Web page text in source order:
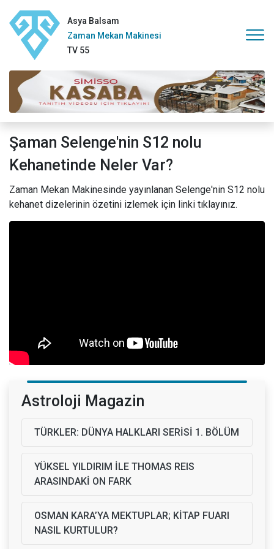
Asya Balsam
Zaman Mekan Makinesi
TV 55
Şaman Selenge'nin S12 nolu
Kehanetinde Neler Var?
Zaman Mekan Makinesinde yayınlanan Selenge'nin S12 nolu
kehanet dizelerinin özetini izlemek için linki tıklayınız.
Astroloji Magazin
TÜRKLER: DÜNYA HALKLARI SERİSİ 1. BÖLÜM
YÜKSEL YILDIRIM İLE THOMAS REIS
ARASINDAKİ ON FARK
OSMAN KARA’YA MEKTUPLAR; KİTAP FUARI
NASIL KURTULUR?